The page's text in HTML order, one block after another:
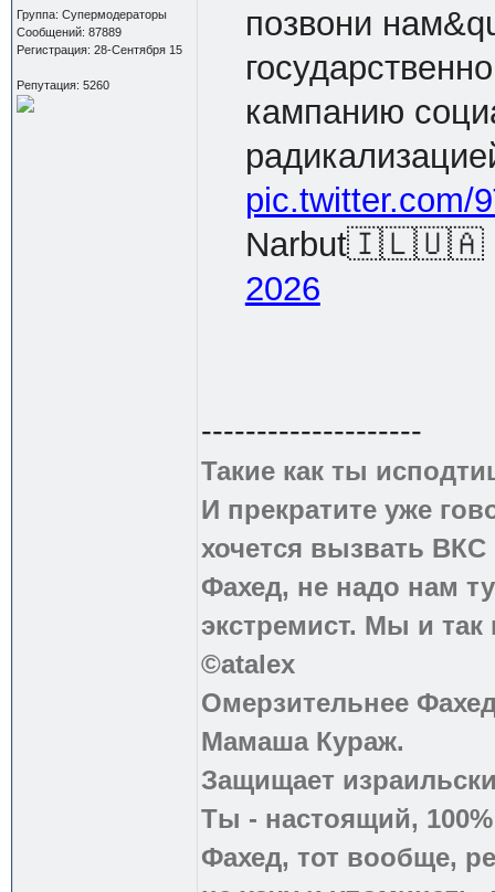
Группа: Супермодераторы
Сообщений: 87889
Регистрация: 28-Сентября 15
Репутация: 5260
позвони
кампанию
pic.twitter.com/
Narbut🇮🇱🇺🇦
2026
--------------------
Такие как ты
И прекратите уже
хочется вызвать
Фахед, не надо нам
экстремист. Мы и
©atalex
Омерзительнее
Мамаша Кураж.
Защищает
Ты - настоящий,
Фахед, тот вообще,